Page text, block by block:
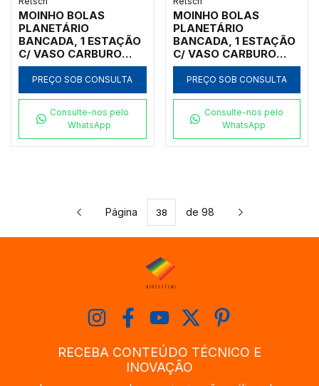
MOINHO BOLAS
PLANETÁRIO
BANCADA, 1 ESTAÇÃO
C/ VASO CARBURO
TUNGSTÊNIO 250ML,
INICIAL <100MM, FINAL
<1UM
PREÇO SOB CONSULTA
Consulte-nos pelo
WhatsApp
MOINHO BOLAS
PLANETÁRIO
BANCADA, 1 ESTAÇÃO
C/ VASO CARBURO
TUNGSTÊNIO 500ML,
INICIAL <100MM, FINAL
<1UM
PREÇO SOB CONSULTA
Consulte-nos pelo
WhatsApp
Página de 98
RECEBA CONTEÚDO TÉCNICO E
INOVAÇÃO